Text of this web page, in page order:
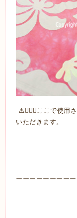
⚠️🙅🏼‍♀️ここで使用
いただきます。
ーーーーーーーー